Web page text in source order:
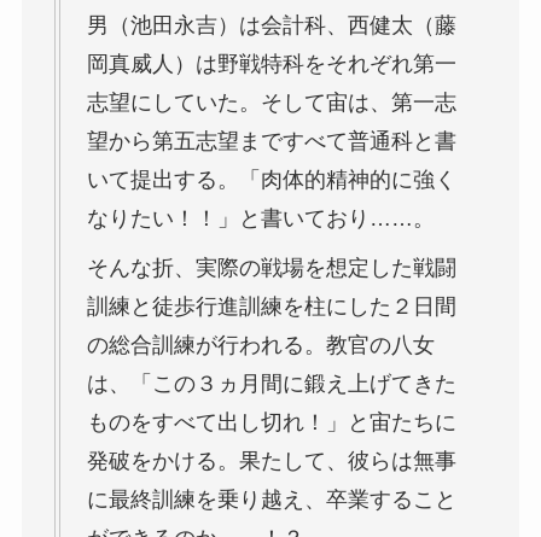
男（池田永吉）は会計科、西健太（藤
岡真威人）は野戦特科をそれぞれ第一
志望にしていた。そして宙は、第一志
望から第五志望まですべて普通科と書
いて提出する。「肉体的精神的に強く
なりたい！！」と書いており……。
そんな折、実際の戦場を想定した戦闘
訓練と徒歩行進訓練を柱にした２日間
の総合訓練が行われる。教官の八女
は、「この３ヵ月間に鍛え上げてきた
ものをすべて出し切れ！」と宙たちに
発破をかける。果たして、彼らは無事
に最終訓練を乗り越え、卒業すること